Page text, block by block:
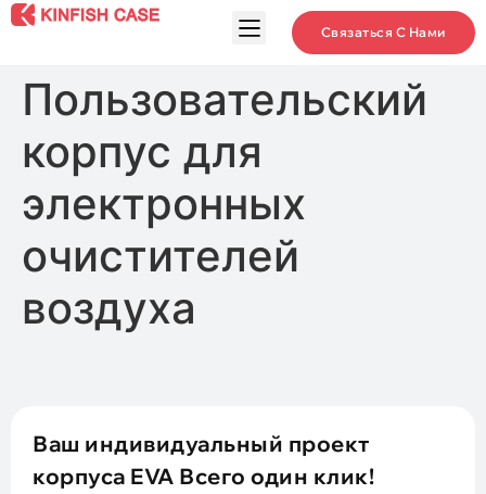
Связаться С Нами
Пользовательский
корпус для
электронных
очистителей
воздуха
Ваш индивидуальный проект
корпуса EVA Всего один клик!